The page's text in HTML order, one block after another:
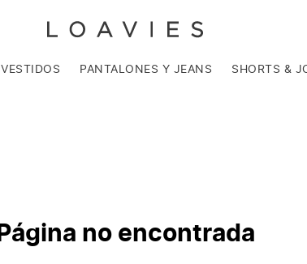
VESTIDOS PANTALONES Y JEANS SHORTS &
Página no encontrada